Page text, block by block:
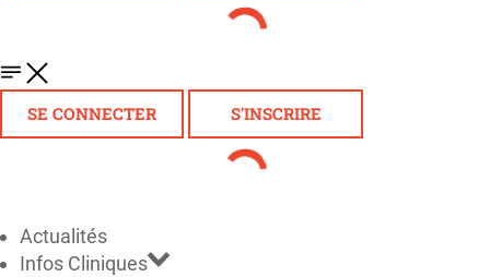
SE CONNECTER S'INSCRIRE
Actualités
Infos Cliniques